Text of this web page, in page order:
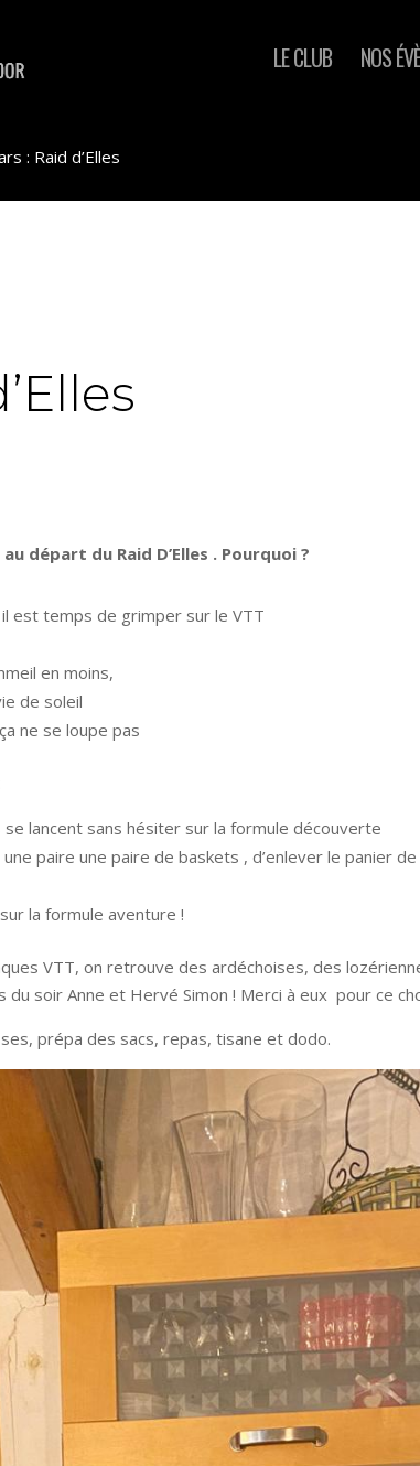
LE CLUB NOS
: Raid d’Elles
départ du Raid D’Elles . Pourquoi ?
est temps de grimper sur le VTT
en moins,
de soleil
ne se loupe pas
lancent sans hésiter sur la formule découverte
paire une paire de baskets , d’enlever le panier
la formule aventure !
VTT, on retrouve des ardéchoises, des
soir Anne et Hervé Simon ! Merci à eux pour ce
prépa des sacs, repas, tisane et dodo.